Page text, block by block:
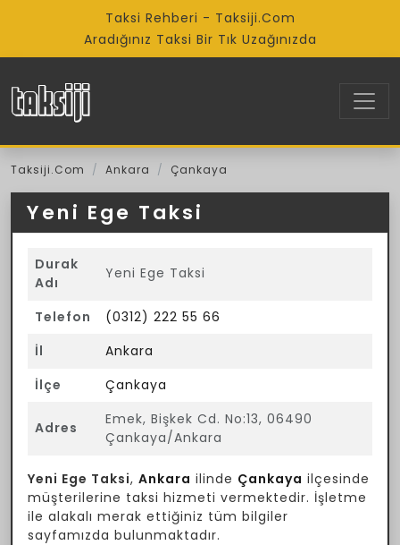
Taksi Rehberi - Taksiji.Com
Aradığınız Taksi Bir Tık Uzağınızda
Taksiji.Com Ankara Çankaya
Yeni Ege Taksi
Durak
Adı
Yeni Ege Taksi
Telefon
(0312) 222 55 66
İl
Ankara
İlçe
Çankaya
Adres
Emek, Bişkek Cd. No:13, 06490
Çankaya/Ankara
Yeni Ege Taksi, Ankara ilinde Çankaya ilçesinde
müşterilerine taksi hizmeti vermektedir. İşletme
ile alakalı merak ettiğiniz tüm bilgiler
sayfamızda bulunmaktadır.